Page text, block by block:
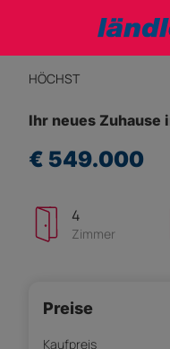
HÖCHST
Ihr neues Zuhause
€ 549.000
4
Zimmer
Preise
Kaufpreis